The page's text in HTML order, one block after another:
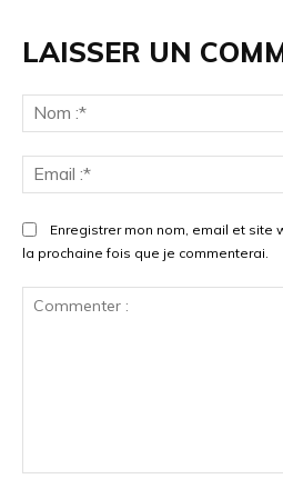
LAISSER UN
Enregistrer mon nom, email et site
la prochaine fois que je commenterai.